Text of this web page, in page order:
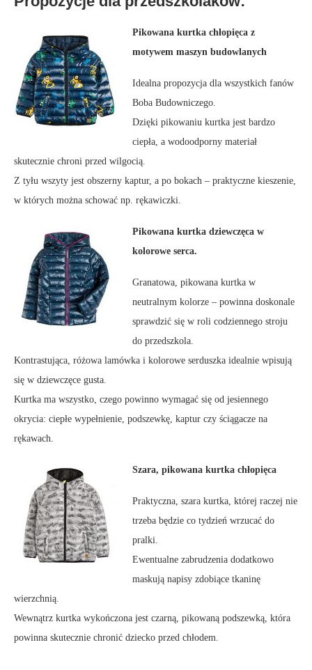
Pikowana kurtka chłopięca z
motywem maszyn budowlanych
Idealna propozycja dla wszystkich fanów
Boba Budowniczego.
Dzięki pikowaniu kurtka jest bardzo
ciepła, a wodoodporny materiał
skutecznie chroni przed wilgocią.
Z tyłu wszyty jest obszerny kaptur, a po bokach – praktyczne kieszenie,
w których można schować np. rękawiczki.
Pikowana kurtka dziewczęca w
kolorowe serca.
Granatowa, pikowana kurtka w
neutralnym kolorze – powinna doskonale
sprawdzić się w roli codziennego stroju
do przedszkola.
Kontrastująca, różowa lamówka i kolorowe serduszka idealnie wpisują
się w dziewczęce gusta.
Kurtka ma wszystko, czego powinno wymagać się od jesiennego
okrycia: ciepłe wypełnienie, podszewkę, kaptur czy ściągacze na
rękawach.
Szara, pikowana kurtka chłopięca
Praktyczna, szara kurtka, której raczej nie
trzeba będzie co tydzień wrzucać do
pralki.
Ewentualne zabrudzenia dodatkowo
maskują napisy zdobiące tkaninę
wierzchnią.
Wewnątrz kurtka wykończona jest czarną, pikowaną podszewką, która
powinna skutecznie chronić dziecko przed chłodem.